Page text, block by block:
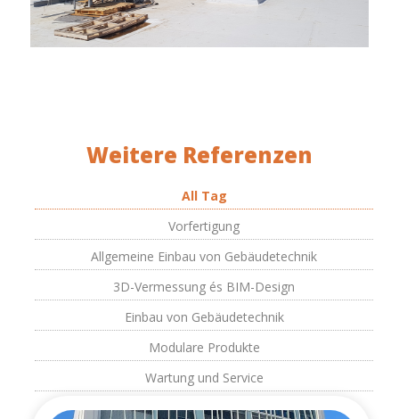
Weitere Referenzen
All Tag
Vorfertigung
Allgemeine Einbau von Gebäudetechnik
3D-Vermessung és BIM-Design
Einbau von Gebäudetechnik
Modulare Produkte
Wartung und Service